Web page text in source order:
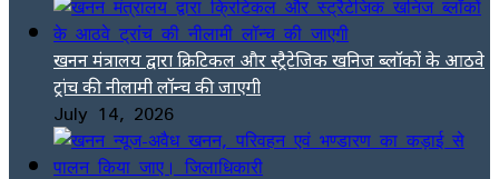
खनन मंत्रालय द्वारा क्रिटिकल और स्ट्रैटेजिक खनिज ब्लॉकों के आठवे
ट्रांच की नीलामी लॉन्च की जाएगी
July 14, 2026